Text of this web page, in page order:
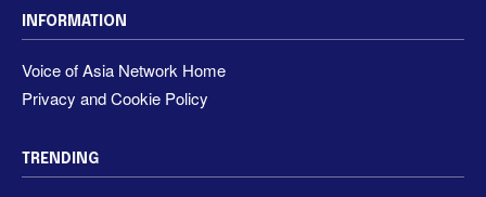
INFORMATION
Voice of Asia Network Home
Privacy and Cookie Policy
TRENDING